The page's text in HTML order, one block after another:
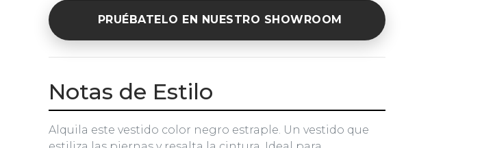
PRUÉBATELO EN NUESTRO SHOWROOM
Notas de Estilo
Alquila este vestido color negro estraple. Un vestido que